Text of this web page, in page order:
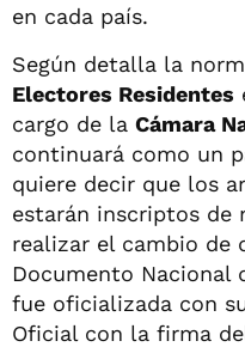
en cada país.
Según detalla la
Electores Residentes
cargo de la Cámara
continuará como un
quiere decir que los
estarán inscriptos de
realizar el cambio de
Documento Nacional
fue oficializada con
Oficial con la firma